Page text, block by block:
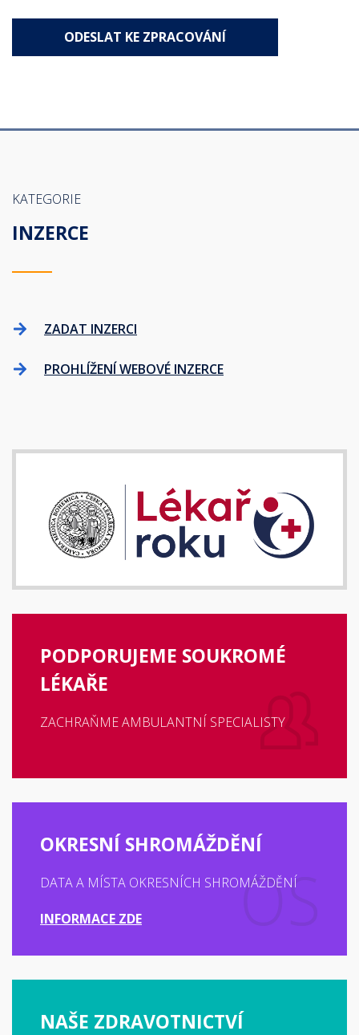
KATEGORIE
INZERCE
ZADAT INZERCI
PROHLÍŽENÍ WEBOVÉ INZERCE
PODPORUJEME SOUKROMÉ
LÉKAŘE
ZACHRAŇME AMBULANTNÍ SPECIALISTY
OKRESNÍ SHROMÁŽDĚNÍ
DATA A MÍSTA OKRESNÍCH SHROMÁŽDĚNÍ
INFORMACE ZDE
NAŠE ZDRAVOTNICTVÍ